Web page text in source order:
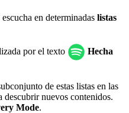
en determinadas listas
por el texto
Hecha
de estas listas en las
descubrir nuevos contenidos.
Mode.